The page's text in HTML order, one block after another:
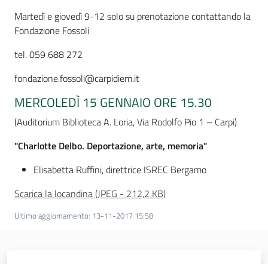
Per i media
Per i cittadini
Martedì e giovedì 9-12 solo su prenotazione contattando la
Fondazione Fossoli
tel. 059 688 272
fondazione.fossoli@carpidiem.it
MERCOLEDÌ 15 GENNAIO ORE 15.30
(Auditorium Biblioteca A. Loria, Via Rodolfo Pio 1 – Carpi)
"Charlotte Delbo. Deportazione, arte, memoria"
Elisabetta Ruffini, direttrice ISREC Bergamo
Scarica la locandina(JPEG - 212,2 KB)
Ultimo aggiornamento: 13-11-2017 15:58